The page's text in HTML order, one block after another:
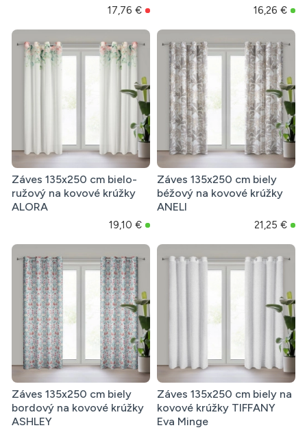
17,76 € 16,26 €
Záves 135x250 cm bielo-
ružový na kovové krúžky
ALORA
19,10 €
Záves 135x250 cm biely
béžový na kovové krúžky
ANELI
21,25 €
Záves 135x250 cm biely
bordový na kovové krúžky
ASHLEY
Záves 135x250 cm biely na
kovové krúžky TIFFANY
Eva Minge